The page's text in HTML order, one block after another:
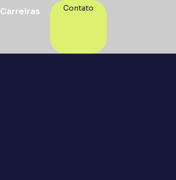
Carreiras Contato